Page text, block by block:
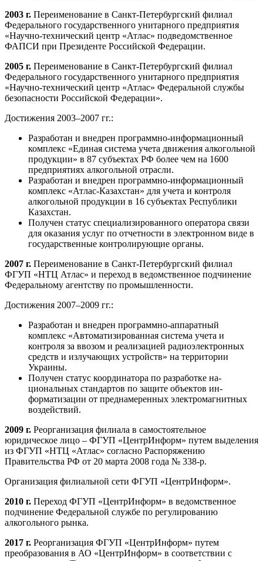
2003 г. Переименование в Санкт-Петербургский филиал
Федерального государственного унитарно­го предприятия
«Научно-технический центр «Атлас» подведомственное
ФАПСИ при Президенте Россий­ской Федерации.
2005 г. Переименование в Санкт-Петербургский филиал
Федерального государственного унитарно­го предприятия
«Научно-технический центр «Атлас» Федеральной службы
безопасности Российской Фе­дерации».
Достижения 2003–2007 гг.:
Разработан и внедрен программно-информационный
комплекс «Единая система учета движе­ния алкогольной
продукции» в 87 субъектах РФ более чем на 1600
предприятиях алкогольной от­расли.
Разработан и внедрен программно-информационный
комплекс «Атлас-Казахстан» для учета и контроля
алкогольной продукции в 16 субъектах Республики
Казахстан.
Получен статус специализированного оператора связи
для оказания услуг по отчетности в электрон­ном виде в
государственные контролирующие ор­ганы.
2007 г. Переименование в Санкт-Петербургский фи­лиал
ФГУП «НТЦ Атлас» и переход в ведомственное подчинение
Федеральному агентству по промышлен­ности.
Достижения 2007–2009 гг.:
Разработан и внедрен программно-аппаратный
комплекс «Автоматизированная система учета и
контроля за ввозом и реализацией радиоэлек­тронных
средств и излучающих устройств» на тер­ритории
Украины.
Получен статус координатора по разработке на­
циональных стандартов по защите объектов ин­
форматизации от преднамеренных электромагнит­ных
воздействий.
2009 г. Реорганизация филиала в самостоятельное
юридическое лицо – ФГУП «ЦентрИнформ» путем вы­деления
из ФГУП «НТЦ «Атлас» согласно Распоряжению
Правительства РФ от 20 марта 2008 года № 338-р.
Организация филиальной сети ФГУП «ЦентрИн­форм».
2010 г. Переход ФГУП «ЦентрИнформ» в ведом­ственное
подчинение Федеральной службе по регули­рованию
алкогольного рынка.
2017 г. Реорганизация ФГУП «ЦентрИнформ» путем
преобразования в АО «ЦентрИнформ» в соответствии с